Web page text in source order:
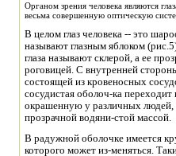
Органом зрения человека являются
весьма совершенную оптическую
В целом глаз человека -- это
называют глазным яблоком
глаза называют склерой, а ее
роговицей. С внутренней стороны склера покрыта сосудистой оболочкой,
состоящей из кровеносных
сосудистая оболоч-ка
окрашенную у различных людей,
прозрачной водяни-стой массой.
В радужной оболочке имеется
которого может из-меняться.